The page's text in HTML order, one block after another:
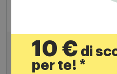
Mtrading Antenna
2,49
PREZZO
10 € di
per te! *